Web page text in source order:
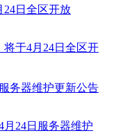
24日全区开放
务器维护更新公告